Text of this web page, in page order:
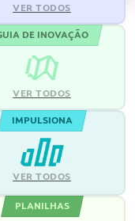
VER TODOS
DE INOVAÇÃO
VER TODOS
IMPULSIONA
VER TODOS
PLANILHAS